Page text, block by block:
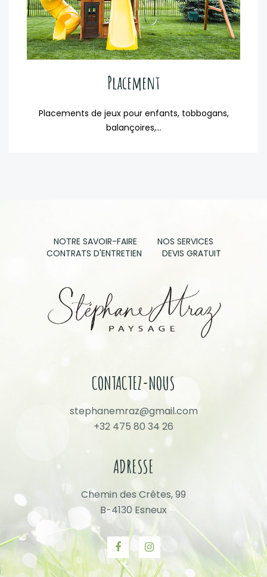
Placement
Placements de jeux pour enfants, tobbogans,
balançoires,...
NOTRE SAVOIR-FAIRE
NOS SERVICES
CONTRATS D'ENTRETIEN
DEVIS GRATUIT
CONTACTEZ-NOUS
stephanemraz@gmail.com
+32 475 80 34 26
ADRESSE
Chemin des Crêtes, 99
B-4130 Esneux